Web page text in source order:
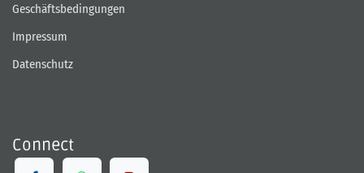
Geschäftsbedingungen
Impressum
Datenschutz
Connect